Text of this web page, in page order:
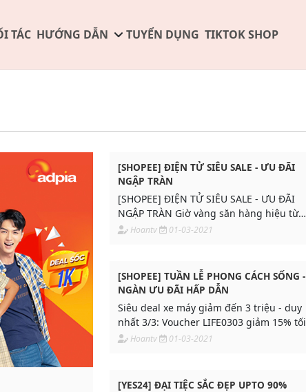
TÁC HƯỚNG DẪN TUYỂN DỤNG TIKTOK SHOP
[SHOPEE] ĐIỆN TỬ SIÊU SALE - ƯU ĐÃI
NGẬP TRÀN
[SHOPEE] ĐIỆN TỬ SIÊU SALE - ƯU ĐÃI
NGẬP TRÀN Giờ vàng săn hàng hiệu từ
các thương hiệu Apple, Samsung, LG...
Hoantv 01-03-2021
[SHOPEE] TUẦN LỄ PHONG CÁCH SỐNG -
NGÀN ƯU ĐÃI HẤP DẪN
Siêu deal xe máy giảm đến 3 triệu - duy
nhất 3/3: Voucher LIFE0303 giảm 15% tối
đa 100k cho đơn từ 99k
Hoantv 01-03-2021
[YES24] ĐẠI TIỆC SẮC ĐẸP UPTO 90%